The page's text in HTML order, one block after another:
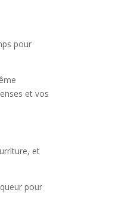
pour
et vos
et
pour